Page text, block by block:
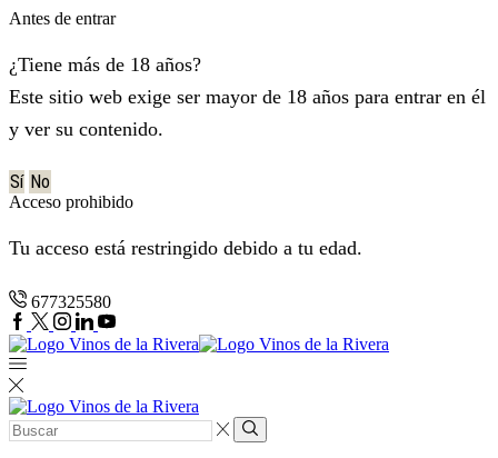
Antes de entrar
¿Tiene más de 18 años?
Este sitio web exige ser mayor de 18 años para entrar en él
y ver su contenido.
Sí No
Acceso prohibido
Tu acceso está restringido debido a tu edad.
677325580
Facebook
Twitter
Instagram
Lindkedin
YouTube
Entrada
de
Búsqueda